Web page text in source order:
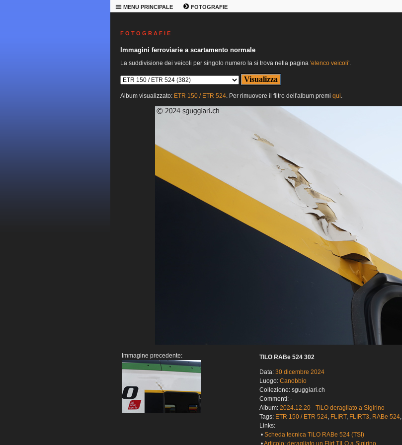
MENU PRINCIPALE FOTOGRAFIE
F O T O G R A F I E
Immagini ferroviarie a scartamento normale
La suddivisione dei veicoli per singolo numero la si trova nella pagina 'elenco veicoli'.
Album visualizzato: ETR 150 / ETR 524. Per rimuovere il filtro dell'album premi qui.
Immagine precedente: TILO RABe 524 302
Data: 30 dicembre 2024
Luogo: Canobbio
Collezione: sguggiari.ch
Commenti: -
Album: 2024.12.20 - TILO deragliato a Sigirino
Tags: ETR 150 / ETR 524, FLIRT, FLIRT3, RABe 524,
Links:
• Scheda tecnica TILO RABe 524 (TSI)